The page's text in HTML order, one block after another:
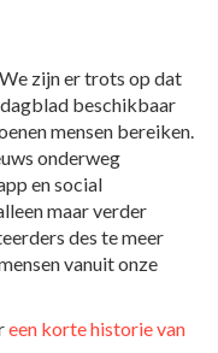
zijn er trots op dat
dagblad beschikbaar
mensen bereiken.
onderweg
en social
maar verder
des te meer
vanuit onze
een korte historie van